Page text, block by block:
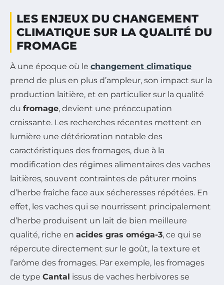
LES ENJEUX DU CHANGEMENT
CLIMATIQUE SUR LA QUALITÉ DU
FROMAGE
À une époque où le changement climatique
prend de plus en plus d’ampleur, son impact sur la
production laitière, et en particulier sur la qualité
du fromage, devient une préoccupation
croissante. Les recherches récentes mettent en
lumière une détérioration notable des
caractéristiques des fromages, due à la
modification des régimes alimentaires des vaches
laitières, souvent contraintes de pâturer moins
d’herbe fraîche face aux sécheresses répétées. En
effet, les vaches qui se nourrissent principalement
d’herbe produisent un lait de bien meilleure
qualité, riche en acides gras oméga-3, ce qui se
répercute directement sur le goût, la texture et
l’arôme des fromages. Par exemple, les fromages
de type Cantal issus de vaches herbivores se